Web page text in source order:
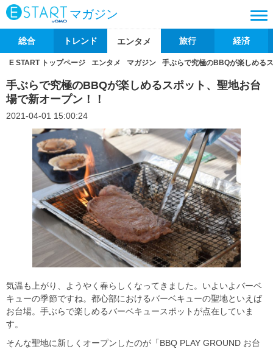
マガジン
総合 トレンド エンタメ 旅行 経済
E START トップページ エンタメ マガジン 手ぶらで究極のBBQが楽しめる
手ぶらで究極のBBQが楽しめるスポット、聖地お台
場で新オープン！！
2021-04-01 15:00:24
気温も上がり、ようやく春らしくなってきました。いよいよバーベ
キューの季節ですね。都心部におけるバーベキューの聖地といえば
お台場。手ぶらで楽しめるバーベキュースポットが点在していま
す。
そんな聖地に新しくオープンしたのが「BBQ PLAY GROUND お台